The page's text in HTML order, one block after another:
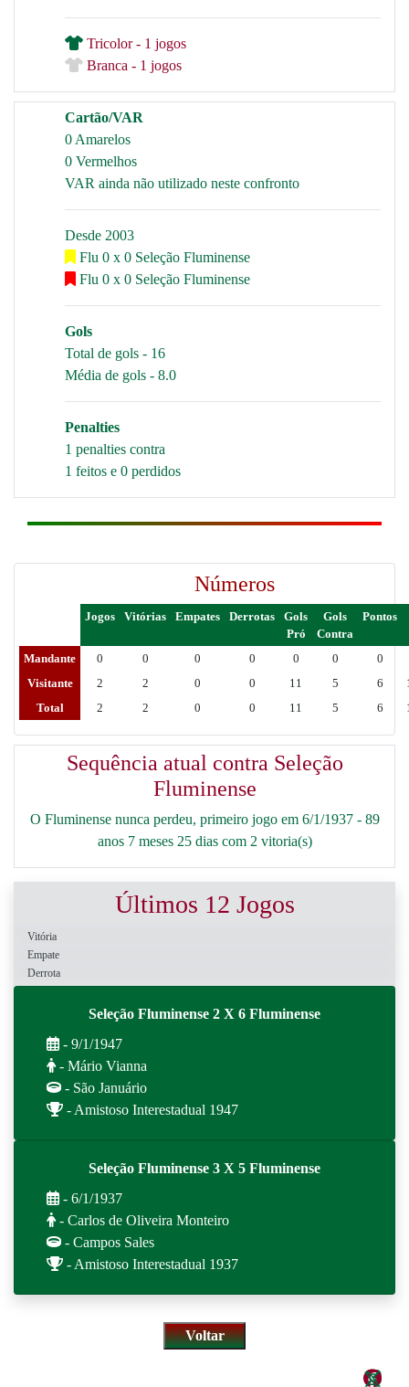
Tricolor - 1 jogos
Branca - 1 jogos
Cartão/VAR
0 Amarelos
0 Vermelhos
VAR ainda não utilizado neste confronto
Desde 2003
Flu 0 x 0 Seleção Fluminense
Flu 0 x 0 Seleção Fluminense
Gols
Total de gols - 16
Média de gols - 8.0
Penalties
1 penalties contra
1 feitos e 0 perdidos
Números
Jogos Vitórias Empates Derrotas
Gols
Pró
Gols
Contra
Pontos
Mandante 0 0 0 0 0 0
0
Visitante
2 2 0 0 11 5 6
Total
2 2 0 0 11 5 6
Sequência atual contra Seleção
Fluminense
O Fluminense nunca perdeu, primeiro jogo em 6/1/1937 - 89
anos 7 meses 25 dias com 2 vitoria(s)
Últimos 12 Jogos
Vitória
Empate
Derrota
Seleção Fluminense 2 X 6 Fluminense
- 9/1/1947
- Mário Vianna
- São Januário
- Amistoso Interestadual 1947
Seleção Fluminense 3 X 5 Fluminense
- 6/1/1937
- Carlos de Oliveira Monteiro
- Campos Sales
- Amistoso Interestadual 1937